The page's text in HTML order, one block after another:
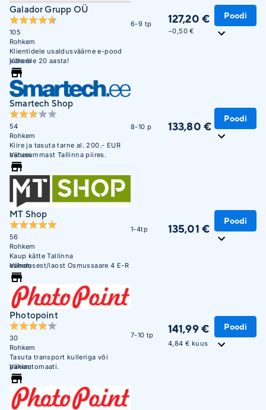
Galador Grupp OÜ
105
Rohkem
Klientidele usaldusväärne e-pood
juba üle 20 aasta!
Vähem
6-9 tp 127,20 €
−0,50 €
Poodi
Smartech Shop
54
Rohkem
Kiire ja tasuta tarne al. 200.- EUR
ostusummast Tallinna piires.
Vähem
8-10 p 133,80 €
Poodi
MT Shop
56
Rohkem
Kaup kätte Tallinna
esindusest/laost Osmussaare 4 E-R
10:00 - 17:00
Vähem
1-4tp 135,01 €
Poodi
Photopoint
30
Rohkem
Tasuta transport kulleriga või
pakiautomaati.
Vähem
7-10 tp 141,99 €
4,84 € kuus
Poodi